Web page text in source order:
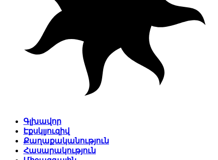
Գլխավոր
Էքսկլյուզիվ
Քաղաքականություն
Հասարակություն